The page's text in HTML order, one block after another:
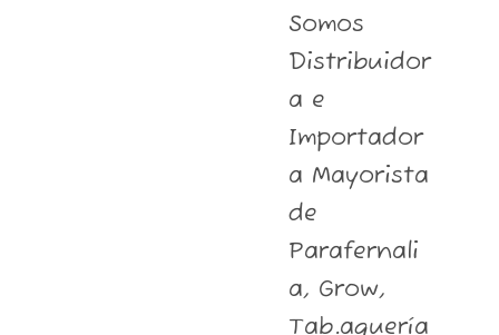
Somos
Distribuidor
a e
Importador
a Mayorista
de
Parafernali
a, Grow,
Tab.aquería